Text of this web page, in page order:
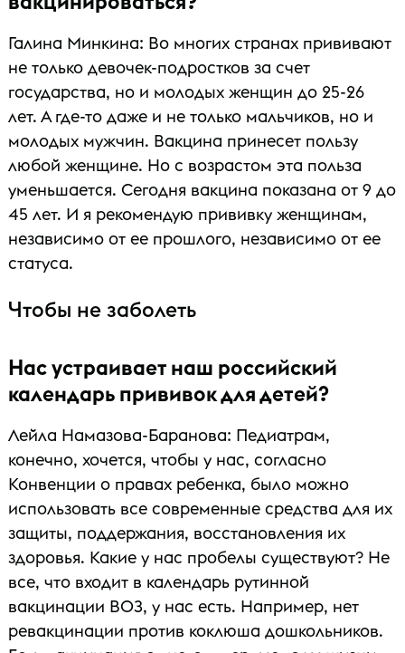
Галина Минкина: Во многих странах прививают
не только девочек-подростков за счет
государства, но и молодых женщин до 25-26
лет. А где-то даже и не только мальчиков, но и
молодых мужчин. Вакцина принесет пользу
любой женщине. Но с возрастом эта польза
уменьшается. Сегодня вакцина показана от 9 до
45 лет. И я рекомендую прививку женщинам,
независимо от ее прошлого, независимо от ее
статуса.
Чтобы не заболеть
Нас устраивает наш российский
календарь прививок для детей?
Лейла Намазова-Баранова: Педиатрам,
конечно, хочется, чтобы у нас, согласно
Конвенции о правах ребенка, было можно
использовать все современные средства для их
защиты, поддержания, восстановления их
здоровья. Какие у нас пробелы существуют? Не
все, что входит в календарь рутинной
вакцинации ВОЗ, у нас есть. Например, нет
ревакцинации против коклюша дошкольников.